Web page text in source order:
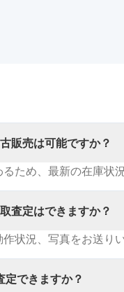
販売は可能ですか？
ため、最新の在庫状
査定はできますか？
状況、写真をお送
できますか？